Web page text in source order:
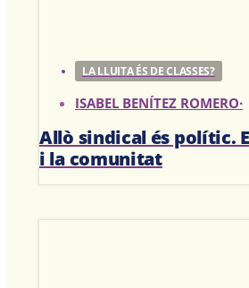
LA LLUITA ÉS DE CLASSES?
ISABEL BENÍTEZ ROMERO·
Allò sindical és polític.
i la comunitat